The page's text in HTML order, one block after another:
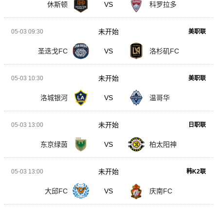
休斯顿 VS 科罗拉多
05-03 09:30 美职联
圣迭戈FC VS 洛杉矶FC
未开始
05-03 10:30 美职联
洛城银河 VS 温哥华
未开始
05-03 13:00 日职联
东京绿茵 VS 柏太阳神
未开始
05-03 13:00 韩K2联
大邱FC VS 庆南FC
未开始